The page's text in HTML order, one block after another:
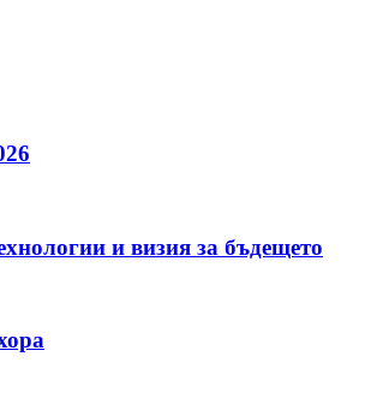
и визия за бъдещето